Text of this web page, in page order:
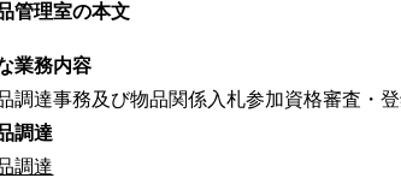
管理室の本文
業務内容
調達事務及び物品関係入札参加資格審査・
調達
調達